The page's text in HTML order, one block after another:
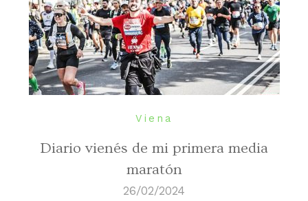
Viena
Diario vienés de mi primera media
maratón
26/02/2024